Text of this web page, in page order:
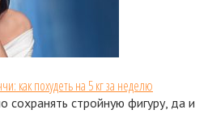
как похудеть на 5 кг за неделю
сохранять стройную фигуру, да и